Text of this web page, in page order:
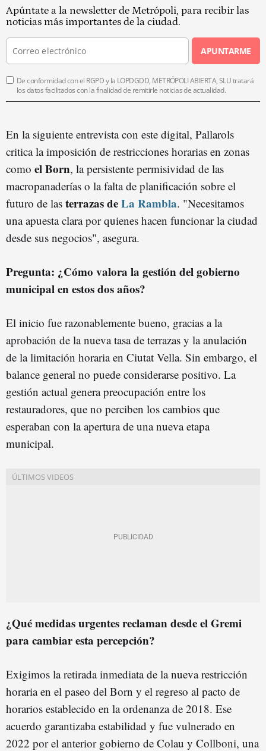
Apúntate a la newsletter de Metrópoli, para recibir las
noticias más importantes de la ciudad.
APUNTARME
De conformidad con el RGPD y la LOPDGDD, METRÓPOLI ABIERTA, SLU tratará
los datos facilitados con la finalidad de remitirle noticias de actualidad.
En la siguiente entrevista con este digital, Pallarols
critica la imposición de restricciones horarias en zonas
como el Born, la persistente permisividad de las
macropanaderías o la falta de planificación sobre el
futuro de las terrazas deLa Rambla. "Necesitamos
una apuesta clara por quienes hacen funcionar la ciudad
desde sus negocios", asegura.
Pregunta: ¿Cómo valora la gestión del gobierno
municipal en estos dos años?
El inicio fue razonablemente bueno, gracias a la
aprobación de la nueva tasa de terrazas y la anulación
de la limitación horaria en Ciutat Vella. Sin embargo, el
balance general no puede considerarse positivo. La
gestión actual genera preocupación entre los
restauradores, que no perciben los cambios que
esperaban con la apertura de una nueva etapa
municipal.
¿Qué medidas urgentes reclaman desde el Gremi
para cambiar esta percepción?
Exigimos la retirada inmediata de la nueva restricción
horaria en el paseo del Born y el regreso al pacto de
horarios establecido en la ordenanza de 2018. Ese
acuerdo garantizaba estabilidad y fue vulnerado en
2022 por el anterior gobierno de Colau y Collboni, una